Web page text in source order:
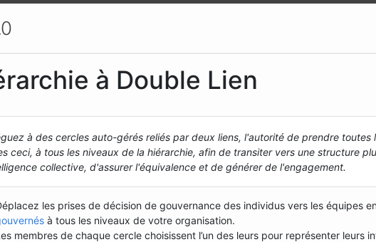
à Double Lien
à des cercles auto-gérés reliés par deux liens, l'autorité de prendre toutes
ceci, à tous les niveaux de la hiérarchie, afin de transiter vers une structure
collective, d'assurer l'équivalence et de générer de l'engagement.
les prises de décision de gouvernance des individus vers les équipes
à tous les niveaux de votre organisation.
membres de chaque cercle choisissent l’un des leurs pour représenter leurs